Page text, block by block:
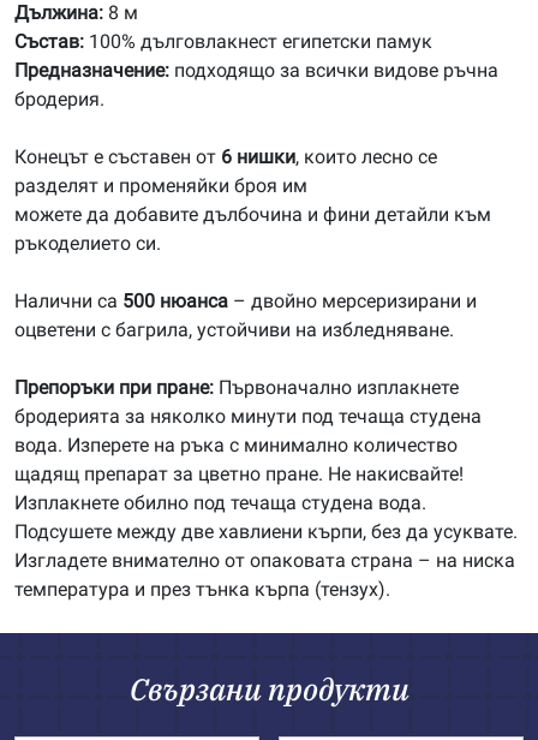
Дължина: 8 м
Състав: 100% дълговлакнест египетски памук
Предназначение: подходящо за всички видове ръчна
бродерия.
Конецът е съставен от 6 нишки, които лесно се
разделят и променяйки броя им
можете да добавите дълбочина и фини детайли към
ръкоделието си.
Налични са 500 нюанса – двойно мерсеризирани и
оцветени с багрила, устойчиви на избледняване.
Препоръки при пране: Първоначално изплакнете
бродерията за няколко минути под течаща студена
вода. Изперете на ръка с минимално количество
щадящ препарат за цветно пране. Не накисвайте!
Изплакнете обилно под течаща студена вода.
Подсушете между две хавлиени кърпи, без да усуквате.
Изгладете внимателно от опаковата страна – на ниска
температура и през тънка кърпа (тензух).
Свързани продукти